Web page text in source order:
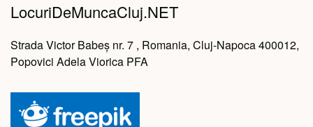
LocuriDeMuncaCluj.NET
Strada Victor Babeș nr. 7 , Romania, Cluj-Napoca 400012,
Popovici Adela Viorica PFA